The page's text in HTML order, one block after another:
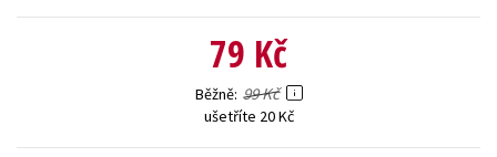
79 Kč
Běžně 99 Kč
ušetříte 20 Kč